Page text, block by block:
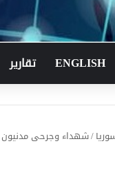
ENGLISH تقارير
/شهداء وجرحى مدنيون